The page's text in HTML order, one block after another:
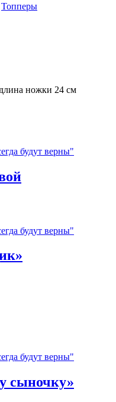
Топперы
ножки 24 см
сыночку»